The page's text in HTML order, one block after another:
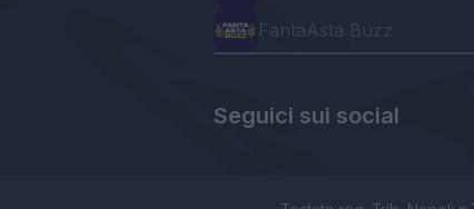
FantaAsta Buzz
Seguici sui social